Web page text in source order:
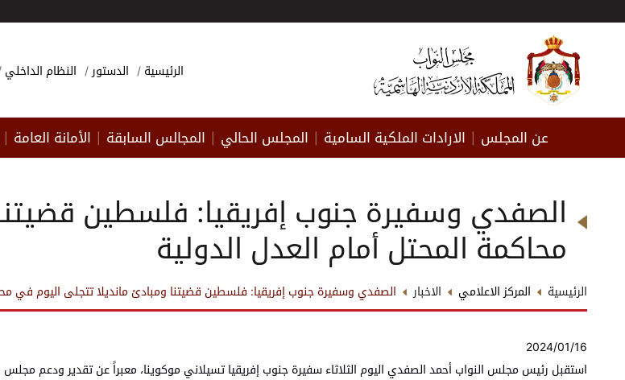
الرئيسية الدستور النظام الداخلي
عن المجلس الارادات الملكية السامية المجلس الحالي المجالس السابقة الأمانة العامة
الصفدي وسفيرة جنوب إفريقيا: فلسطين
محاكمة المحتل أمام العدل الدولية
الرئيسية المركز الاعلامي الاخبار الصفدي وسفيرة جنوب إفريقيا: فلسطين قضيتنا ومبادئ مانديلا تتجلى اليوم في
2024/01/16
استقبل رئيس مجلس النواب أحمد الصفدي اليوم الثلاثاء سفيرة جنوب إفريقيا تسيلاني موكوينا، معبراً عن تقدير ودعم